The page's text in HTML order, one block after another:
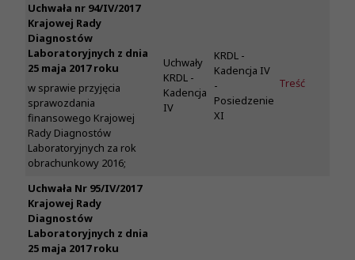
Uchwała nr 94/IV/2017
Krajowej Rady
Diagnostów
Laboratoryjnych z dnia
25 maja 2017 roku
w sprawie przyjęcia
sprawozdania
finansowego Krajowej
Rady Diagnostów
Laboratoryjnych za rok
obrachunkowy 2016;
Uchwały
KRDL -
Kadencja
IV
KRDL -
Kadencja IV
-
Posiedzenie
XI
Treść
Uchwała Nr 95/IV/2017
Krajowej Rady
Diagnostów
Laboratoryjnych z dnia
25 maja 2017 roku